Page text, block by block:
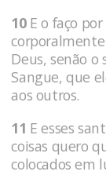
10E o faço
Deus, senão o
Sangue, que
aos outros.
11 E esses
coisas quero
colocados em